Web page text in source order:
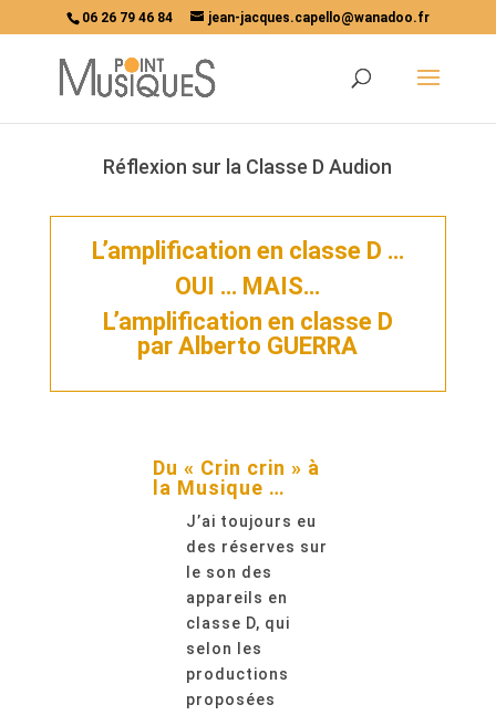
06 26 79 46 84 jean-jacques.capello@wanadoo.fr
Réflexion sur la Classe D Audion
L’amplification en classe D …
OUI … MAIS…
L’amplification en classe D
parAlberto GUERRA
Du « Crin crin » à
la Musique …
J’ai toujours eu
des réserves sur
le son des
appareils en
classe D, qui
selon les
productions
proposées